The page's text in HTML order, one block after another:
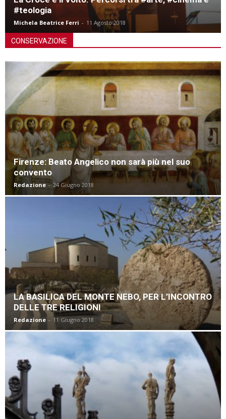
#teologia
Michela Beatrice Ferri - 11 Agosto 2018
CONSERVAZIONE
Firenze: Beato Angelico non sarà più nel suo
convento
Redazione - 24 Giugno 2018
LA BASILICA DEL MONTE NEBO, PER L’INCONTRO
DELLE TRE RELIGIONI
Redazione - 11 Giugno 2018